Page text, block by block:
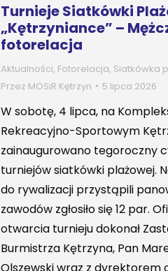
Turnieje Siatkówki
„Kętrzyniance” –
fotorelacja
Aktualności, Fotorelacja, Siatkówka
Przez MOSiR Kętrzyn 5 lipca 2026
W sobotę, 4 lipca, na
Rekreacyjno-Sportowym
zainaugurowano tegoroczny
turniejów siatkówki plażowej.
do rywalizacji przystąpili
zawodów zgłosiło się 12 par.
otwarcia turnieju dokonał
Burmistrza Kętrzyna, Pan
Olszewski wraz z dyrektorem